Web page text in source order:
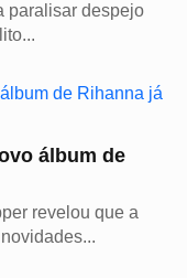
paralisar despejo
álbum de
revelou que a